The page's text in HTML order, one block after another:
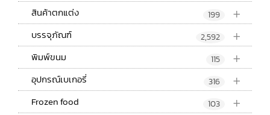
+
สินค้าตกแต่ง 199
+
บรรจุภัณฑ์ 2,592
+
พิมพ์ขนม 115
+
อุปกรณ์เบเกอรี่ 316
+
Frozen food 103